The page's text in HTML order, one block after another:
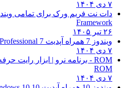
۷ دی ۱۴۰۴
دات نت فریم ورک برای تمامی
Framework
۲۶ تیر ۱۴۰۵
ویندوز 7 همراه آپدیت 7 SP1
۷ دی ۱۴۰۴
ROM - برنامه نرو | ابزار رایت حرفه ای و
ROM
۷ دی ۱۴۰۴